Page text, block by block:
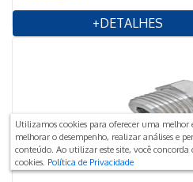
+DETALHES
Utilizamos cookies para oferecer uma melhor
melhorar o desempenho, realizar análises e
conteúdo. Ao utilizar este site, você concorda
cookies. Política de Privacidade